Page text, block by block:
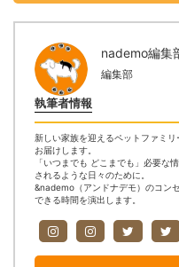
執筆者情報
nademo編集
編集部
新しい家族を迎えるペットファミ
お届けします。
「いつまでも どこまでも」必要な
されるような日々のために。
&nademo（アンドナデモ）のコン
できる時間を演出します。